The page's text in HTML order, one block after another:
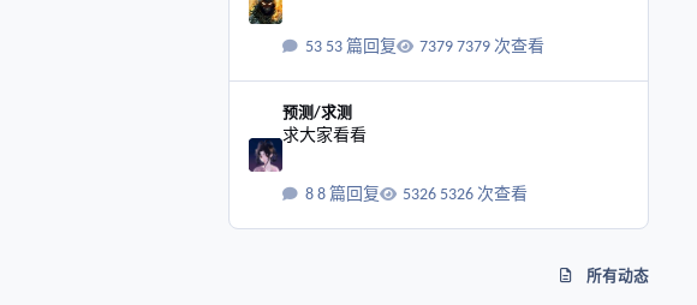
53 篇回复 7379 次查看
预测/求测
求大家看看
8 篇回复 5326 次查看
所有动态